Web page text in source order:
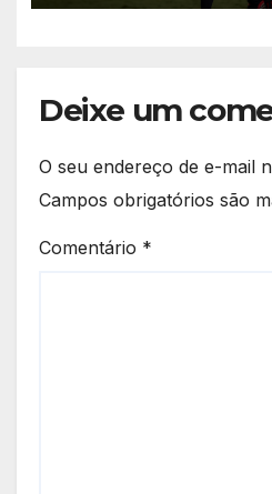
Deixe um
O seu endereço de e-mail
Campos obrigatórios são
Comentário *